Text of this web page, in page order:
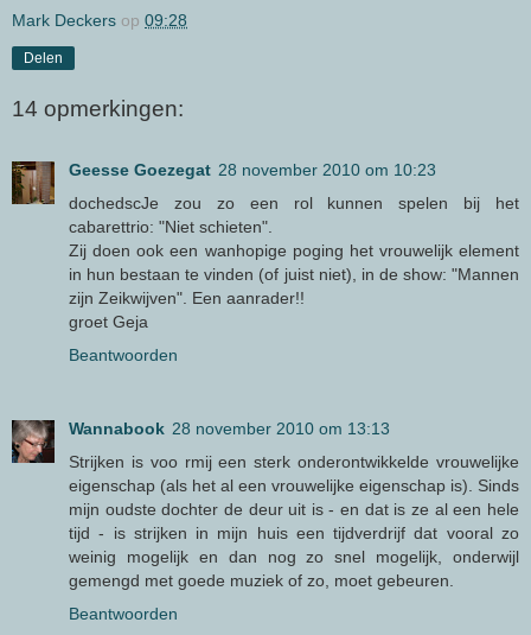
Mark Deckers op 09:28
Delen
14 opmerkingen:
Geesse Goezegat 28 november 2010 om 10:23
dochedscJe zou zo een rol kunnen spelen bij het
cabarettrio: "Niet schieten".
Zij doen ook een wanhopige poging het vrouwelijk element
in hun bestaan te vinden (of juist niet), in de show: "Mannen
zijn Zeikwijven". Een aanrader!!
groet Geja
Beantwoorden
Wannabook 28 november 2010 om 13:13
Strijken is voo rmij een sterk onderontwikkelde vrouwelijke
eigenschap (als het al een vrouwelijke eigenschap is). Sinds
mijn oudste dochter de deur uit is - en dat is ze al een hele
tijd - is strijken in mijn huis een tijdverdrijf dat vooral zo
weinig mogelijk en dan nog zo snel mogelijk, onderwijl
gemengd met goede muziek of zo, moet gebeuren.
Beantwoorden